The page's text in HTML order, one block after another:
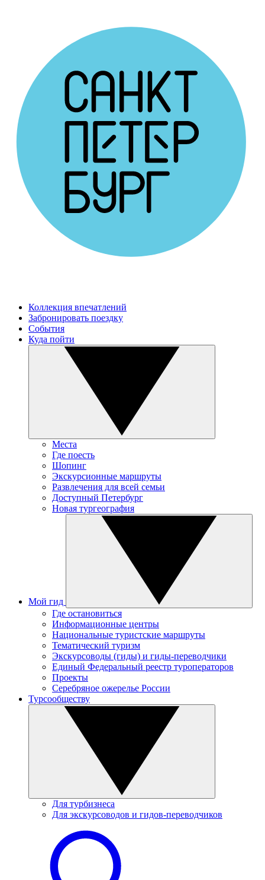
Коллекция впечатлений
Забронировать поездку
События
Куда пойти
Места
Где поесть
Шопинг
Экскурсионные маршруты
Развлечения для всей семьи
Доступный Петербург
Новая тургеография
Мой гид
Где остановиться
Информационные центры
Национальные туристские маршруты
Тематический туризм
Экскурсоводы (гиды) и гиды-переводчики
Единый Федеральный реестр туроператоров
Проекты
Серебряное ожерелье России
Турсообществу
Для турбизнеса
Для экскурсоводов и гидов-переводчиков